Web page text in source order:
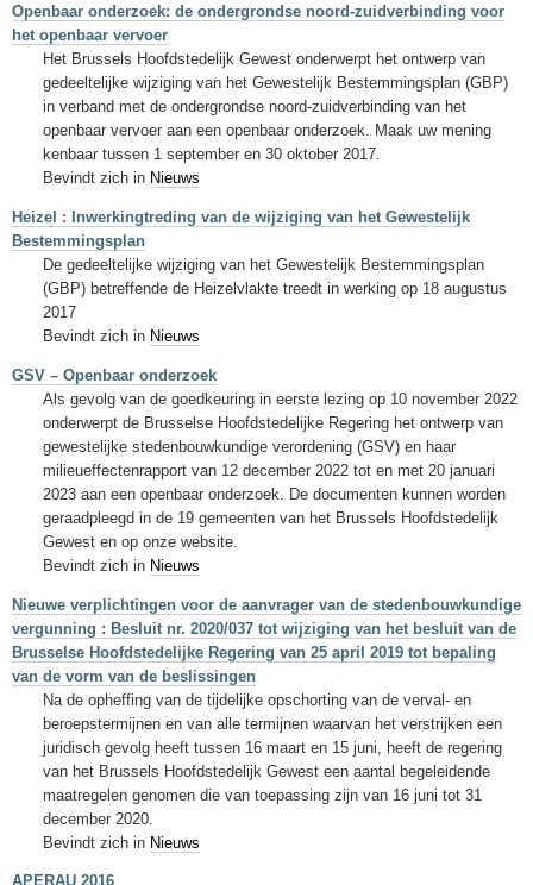
Openbaar onderzoek: de ondergrondse noord-zuidverbinding voor
het openbaar vervoer
Het Brussels Hoofdstedelijk Gewest onderwerpt het ontwerp van
gedeeltelijke wijziging van het Gewestelijk Bestemmingsplan (GBP)
in verband met de ondergrondse noord-zuidverbinding van het
openbaar vervoer aan een openbaar onderzoek. Maak uw mening
kenbaar tussen 1 september en 30 oktober 2017.
Bevindt zich in Nieuws
Heizel : Inwerkingtreding van de wijziging van het Gewestelijk
Bestemmingsplan
De gedeeltelijke wijziging van het Gewestelijk Bestemmingsplan
(GBP) betreffende de Heizelvlakte treedt in werking op 18 augustus
2017
Bevindt zich in Nieuws
GSV – Openbaar onderzoek
Als gevolg van de goedkeuring in eerste lezing op 10 november 2022
onderwerpt de Brusselse Hoofdstedelijke Regering het ontwerp van
gewestelijke stedenbouwkundige verordening (GSV) en haar
milieueffectenrapport van 12 december 2022 tot en met 20 januari
2023 aan een openbaar onderzoek. De documenten kunnen worden
geraadpleegd in de 19 gemeenten van het Brussels Hoofdstedelijk
Gewest en op onze website.
Bevindt zich in Nieuws
Nieuwe verplichtingen voor de aanvrager van de stedenbouwkundige
vergunning : Besluit nr. 2020/037 tot wijziging van het besluit van de
Brusselse Hoofdstedelijke Regering van 25 april 2019 tot bepaling
van de vorm van de beslissingen
Na de opheffing van de tijdelijke opschorting van de verval- en
beroepstermijnen en van alle termijnen waarvan het verstrijken een
juridisch gevolg heeft tussen 16 maart en 15 juni, heeft de regering
van het Brussels Hoofdstedelijk Gewest een aantal begeleidende
maatregelen genomen die van toepassing zijn van 16 juni tot 31
december 2020.
Bevindt zich in Nieuws
APERAU 2016